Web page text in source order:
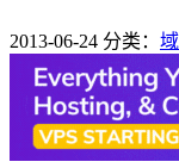
2013-06-24 分类：